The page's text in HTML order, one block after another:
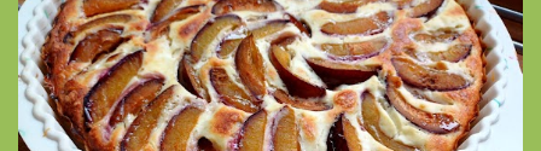
загрята фурна на 200 градуса за 35-40 мин. Всяка питка е 1 блок
въглехидрат. Нека да ни е вкусно заедно! Споделено от Петя Чанева